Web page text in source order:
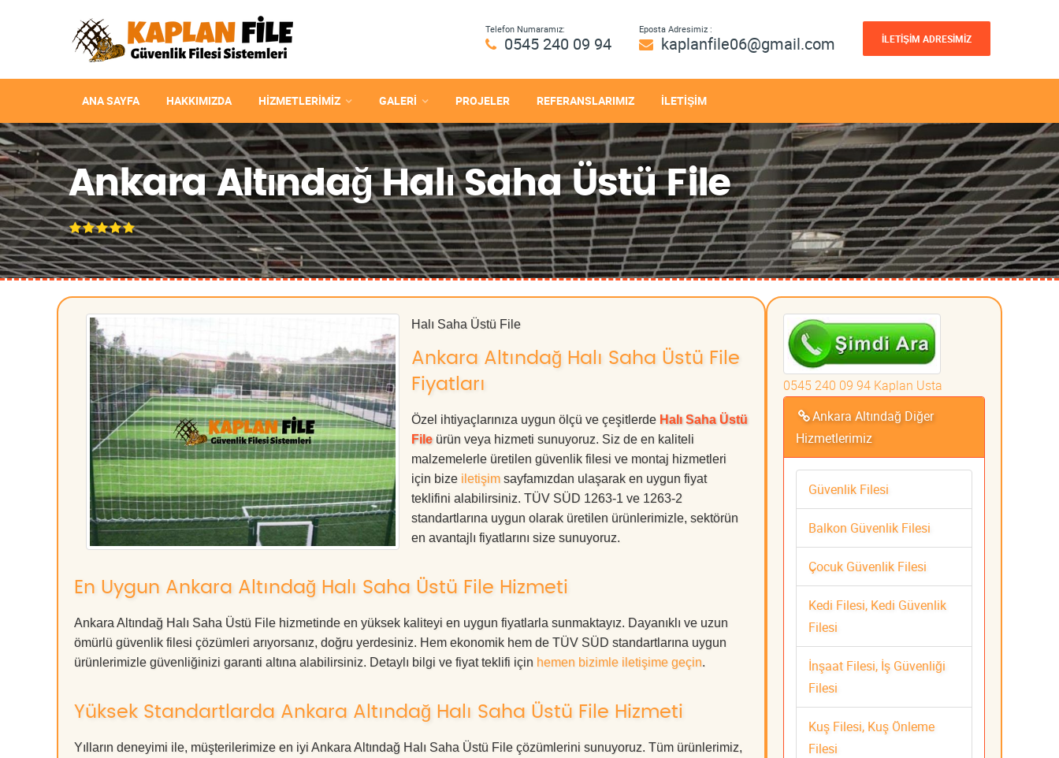
Telefon Numaramız:
0545 240 09 94
Eposta Adresimiz :
kaplanfile06@gmail.com İLETİŞİM ADRESİMİZ
ANA SAYFA HAKKIMIZDA HIZMETLERIMIZ GALERİ PROJELER REFERANSLARIMIZ İLETİŞİM
Ankara Altındağ Halı Saha Üstü File
Halı Saha Üstü File
Ankara Altındağ Halı Saha Üstü File
Fiyatları
Özel ihtiyaçlarınıza uygun ölçü ve çeşitlerde Halı Saha Üstü
Fileürün veya hizmeti sunuyoruz. Siz de en kaliteli
malzemelerle üretilen güvenlik filesi ve montaj hizmetleri
için bize iletişim sayfamızdan ulaşarak en uygun fiyat
teklifini alabilirsiniz. TÜV SÜD 1263-1 ve 1263-2
standartlarına uygun olarak üretilen ürünlerimizle, sektörün
en avantajlı fiyatlarını size sunuyoruz.
En Uygun Ankara Altındağ Halı Saha Üstü File Hizmeti
Ankara Altındağ Halı Saha Üstü File hizmetinde en yüksek kaliteyi en uygun fiyatlarla sunmaktayız. Dayanıklı ve uzun
ömürlü güvenlik filesi çözümleri arıyorsanız, doğru yerdesiniz. Hem ekonomik hem de TÜV SÜD standartlarına uygun
ürünlerimizle güvenliğinizi garanti altına alabilirsiniz. Detaylı bilgi ve fiyat teklifi için hemen bizimle iletişime geçin.
Yüksek Standartlarda Ankara Altındağ Halı Saha Üstü File Hizmeti
Yılların deneyimi ile, müşterilerimize en iyi Ankara Altındağ Halı Saha Üstü File çözümlerini sunuyoruz. Tüm ürünlerimiz,
0545 240 09 94 Kaplan Usta
Ankara Altındağ Diğer
Hizmetlerimiz
Güvenlik Filesi
Balkon Güvenlik Filesi
Çocuk Güvenlik Filesi
Kedi Filesi, Kedi Güvenlik
Filesi
İnşaat Filesi, İş Güvenliği
Filesi
Kuş Filesi, Kuş Önleme
Filesi